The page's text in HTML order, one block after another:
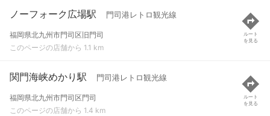
ノーフォーク広場駅 門司港レトロ観光線
福岡県北九州市門司区旧門司
このページの店舗から 1.1 km
ルート
を見る
関門海峡めかり駅 門司港レトロ観光線
福岡県北九州市門司区門司
このページの店舗から 1.4 km
ルート
を見る